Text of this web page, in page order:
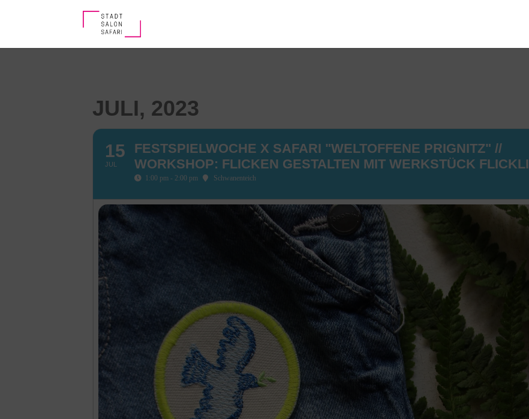
JULI, 2023
15
JUL
FESTSPIELWOCHE X SAFARI "WELTOFFENE PRIGNITZ" //
WORKSHOP: FLICKEN GESTALTEN MIT WERKSTÜCK FLICKLI
1:00 pm - 2:00 pm Schwanenteich